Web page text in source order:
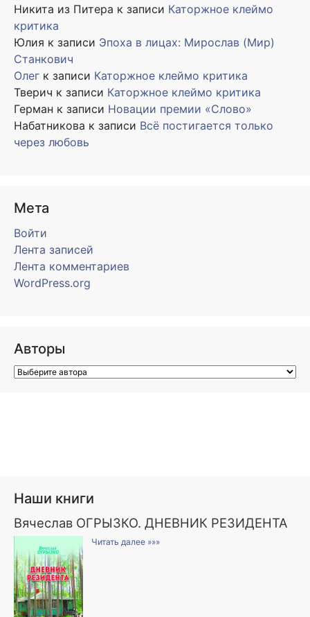
Никита из Питера к записи Каторжное клеймо
критика
Юлия к записи Эпоха в лицах: Мирослав (Мир)
Станкович
Олег к записи Каторжное клеймо критика
Тверич к записи Каторжное клеймо критика
Герман к записи Новации премии «Слово»
Набатникова к записи Всё постигается только
через любовь
Мета
Войти
Лента записей
Лента комментариев
WordPress.org
Авторы
Наши книги
Вячеслав ОГРЫЗКО. ДНЕВНИК РЕЗИДЕНТА
Читать далее »»»